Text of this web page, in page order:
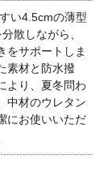
い4.5cmの薄型
散しながら、
をサポートしま
素材と防水撥
より、夏冬問わ
中材のウレタン
にお使いいただ